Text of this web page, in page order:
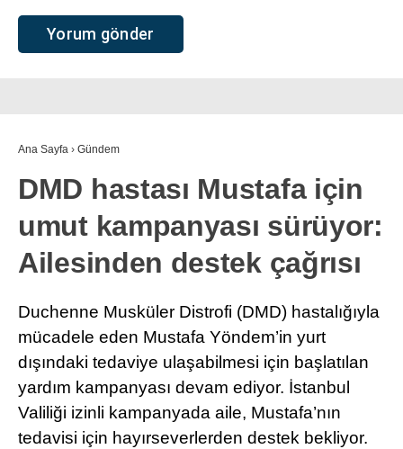
Ana Sayfa › Gündem
DMD hastası Mustafa için
umut kampanyası sürüyor:
Ailesinden destek çağrısı
Duchenne Musküler Distrofi (DMD) hastalığıyla
mücadele eden Mustafa Yöndem’in yurt
dışındaki tedaviye ulaşabilmesi için başlatılan
yardım kampanyası devam ediyor. İstanbul
Valiliği izinli kampanyada aile, Mustafa’nın
tedavisi için hayırseverlerden destek bekliyor.